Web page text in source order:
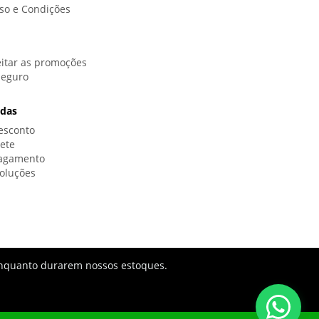
e Condições
as promoções
durarem nossos estoques.